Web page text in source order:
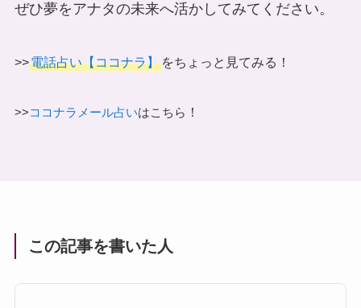
ぜひ夢をアナタの未来へ活かしてみてください。
>>電話占い【ココナラ】をちょっと見てみる！
>>ココナラメール占いはこちら ！
この記事を書いた人